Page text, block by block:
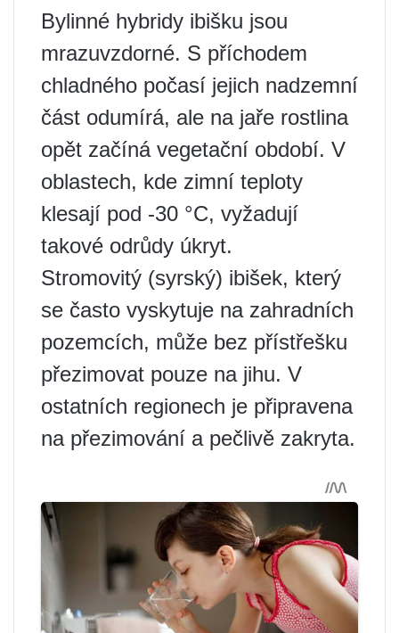
Bylinné hybridy ibišku jsou
mrazuvzdorné. S příchodem
chladného počasí jejich nadzemní
část odumírá, ale na jaře rostlina
opět začíná vegetační období. V
oblastech, kde zimní teploty
klesají pod -30 °C, vyžadují
takové odrůdy úkryt.
Stromovitý (syrský) ibišek, který
se často vyskytuje na zahradních
pozemcích, může bez přístřešku
přezimovat pouze na jihu. V
ostatních regionech je připravena
na přezimování a pečlivě zakryta.